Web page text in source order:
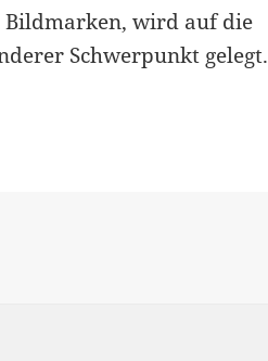
wird auf die
Schwerpunkt gelegt.